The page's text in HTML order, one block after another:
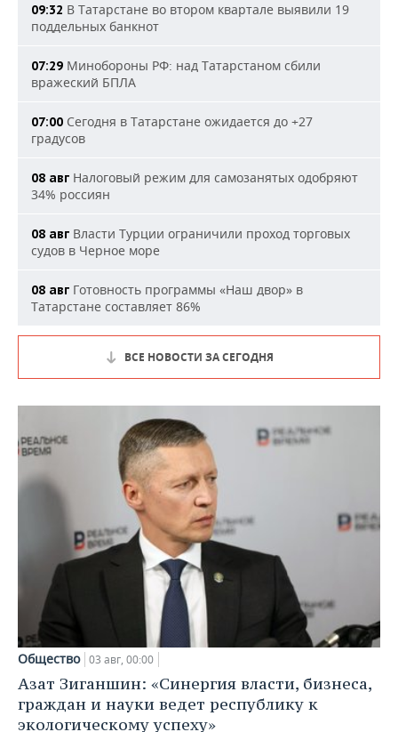
09:32 В Татарстане во втором квартале выявили 19
поддельных банкнот
07:29 Минобороны РФ: над Татарстаном сбили
вражеский БПЛА
07:00 Сегодня в Татарстане ожидается до +27
градусов
08 авг Налоговый режим для самозанятых одобряют
34% россиян
08 авг Власти Турции ограничили проход торговых
судов в Черное море
08 авг Готовность программы «Наш двор» в
Татарстане составляет 86%
ВСЕ НОВОСТИ ЗА СЕГОДНЯ
Общество 03 авг, 00:00
Азат Зиганшин: «Синергия власти, бизнеса,
граждан и науки ведет республику к
экологическому успеху»